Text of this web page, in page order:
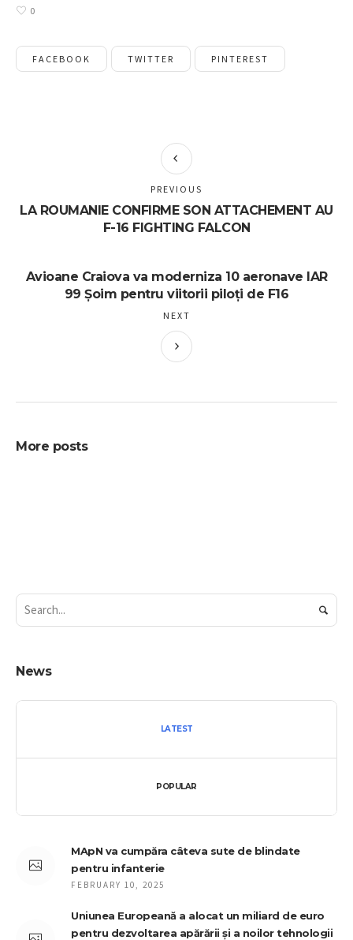
0
FACEBOOK TWITTER PINTEREST
LA ROUMANIE CONFIRME SON ATTACHEMENT AU
F-16 FIGHTING FALCON
PREVIOUS
Avioane Craiova va moderniza 10 aeronave IAR
99 Șoim pentru viitorii piloți de F16
NEXT
More posts
News
LATEST
POPULAR
MApN va cumpăra câteva sute de blindate
pentru infanterie
FEBRUARY 10, 2025
Uniunea Europeană a alocat un miliard de euro
pentru dezvoltarea apărării și a noilor tehnologii